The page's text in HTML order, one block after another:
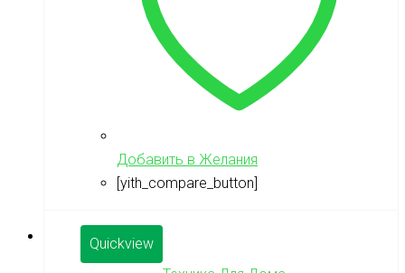
Добавить в Желания
[yith_compare_button]
Quickview